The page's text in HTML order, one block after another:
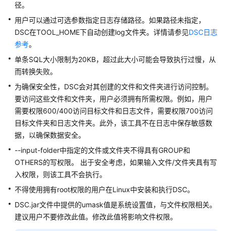
快
速
入
门
用
指
南
最
佳
实
践
数
据
迁
移
径。
用户可以通过可选参数指定日志存储路径。如果路径未指定，
DSC在TOOL_HOME下自动创建log文件夹。详情请参见DSC日志
参考。
单条SQL大小限制为20KB，超过此大小可能会导致执行过慢，从
而转换失败。
为确保安全性，DSC会对其创建的文件和文件夹进行访问控制。
要访问这些文件和文件夹，用户必须拥有所需权限。例如，用户
需要权限600/400访问目标文件和日志文件，需要权限700访问
目标文件夹和日志文件夹。此外，该工具不在日志中保存敏感数
据，以确保数据安全。
--input-folder中指定的文件或文件夹不得具有GROUP和
OTHERS的写权限。 出于安全考虑，如果输入文件/文件夹具有写
入权限，则该工具不会执行。
不得使用拥有root权限的用户在Linux中安装和执行DSC。
DSC.jar文件中提供的umask值是系统设置值，与文件权限相关。
建议用户不要修改此值。修改此值将影响文件权限。